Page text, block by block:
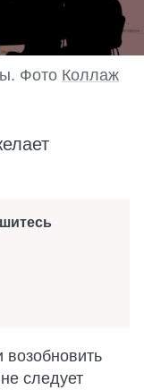
Фото Коллаж
следует